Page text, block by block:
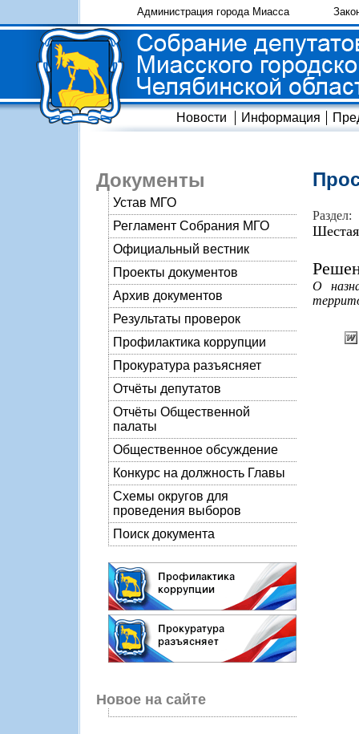
Администрация города Миасса
Новости Информация
Документы
Устав МГО
Регламент Собрания МГО
Официальный вестник
Проекты документов
Архив документов
Результаты проверок
Профилактика коррупции
Прокуратура разъясняет
Отчёты депутатов
Отчёты Общественной
палаты
Общественное обсуждение
Конкурс на должность Главы
Схемы округов для
проведения выборов
Поиск документа
Новое на сайте
Раздел:
О